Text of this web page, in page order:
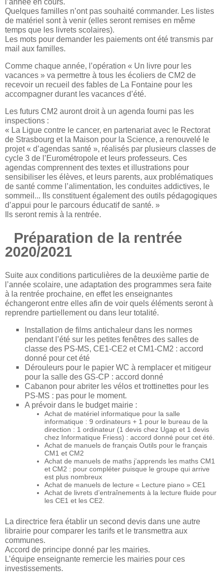
Quelques familles n’ont pas souhaité commander. Les listes
de matériel sont à venir (elles seront remises en même
temps que les livrets scolaires).
Les mots pour demander les paiements ont été transmis par
mail aux familles.
Comme chaque année, l’opération « Un livre pour les
vacances » va permettre à tous les écoliers de CM2 de
recevoir un recueil des fables de La Fontaine pour les
accompagner durant les vacances d’été.
Les futurs CM2 auront droit à un agenda fourni pas les
inspections :
« La Ligue contre le cancer, en partenariat avec le Rectorat
de Strasbourg et la Maison pour la Science, a renouvelé le
projet « d’agendas santé », réalisés par plusieurs classes de
cycle 3 de l’Eurométropole et leurs professeurs. Ces
agendas comprennent des textes et illustrations pour
sensibiliser les élèves, et leurs parents, aux problématiques
de santé comme l’alimentation, les conduites addictives, le
sommeil... Ils constituent également des outils pédagogiques
d’appui pour le parcours éducatif de santé. »
Ils seront remis à la rentrée.
Préparation de la rentrée
2020/2021
Suite aux conditions particulières de la deuxième partie de
l’année scolaire, une adaptation des programmes sera faite
à la rentrée prochaine, en effet les enseignantes
échangeront entre elles afin de voir quels éléments seront à
reprendre partiellement ou dans leur totalité.
Installation de films antichaleur dans les normes
pendant l’été sur les petites fenêtres des salles de
classe des PS-MS, CE1-CE2 et CM1-CM2 : accord
donné pour cet été
Dérouleurs pour le papier WC à remplacer et mitigeur
pour la salle des GS-CP : accord donné
Cabanon pour abriter les vélos et trottinettes pour les
PS-MS : pas pour le moment.
A prévoir dans le budget mairie :
Achat de matériel informatique pour la salle
informatique : 9 ordinateurs + 1 pour le bureau de la
direction : 1 ordinateur (1 devis chez Ugap et 1 devis
chez Informatique Friess) : accord donné pour cet été.
Achat de manuels de français Outils pour le français
CM1 et CM2
Achat de manuels de maths j’apprends les maths CM1
et CM2 : pour compléter puisque le groupe qui arrive
est plus nombreux
Achat de manuels de lecture « Lecture piano » CE1
Achat de livrets d’entraînements à la lecture fluide pour
les CE1 et les CE2.
La directrice fera établir un second devis dans une autre
librairie pour comparer les tarifs et le transmettra aux
communes.
Accord de principe donné par les mairies.
L’équipe enseignante remercie les mairies pour ces
investissements.